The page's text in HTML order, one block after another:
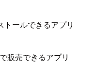
ールできるアプリ
販売できるアプリ